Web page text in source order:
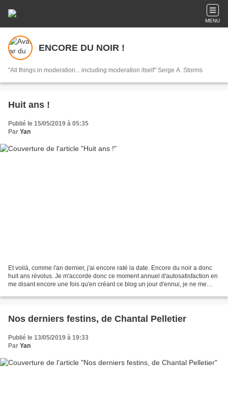
MENU
ENCORE DU NOIR !
"All things in moderation... including moderation itself" Serge A. Storms
Huit ans !
Publié le 15/05/2019 à 05:35
Par Yan
Et voilà, comme l'an dernier, j'ai encore raté la date. Encore du noir a donc
huit ans révolus. Je m'accorde donc ce moment annuel d'autosatisfaction en
me disant encore une fois qu'en créant ce blog un jour d'ennui, je ne me
Nos derniers festins, de Chantal Pelletier
Publié le 13/05/2019 à 19:33
Par Yan